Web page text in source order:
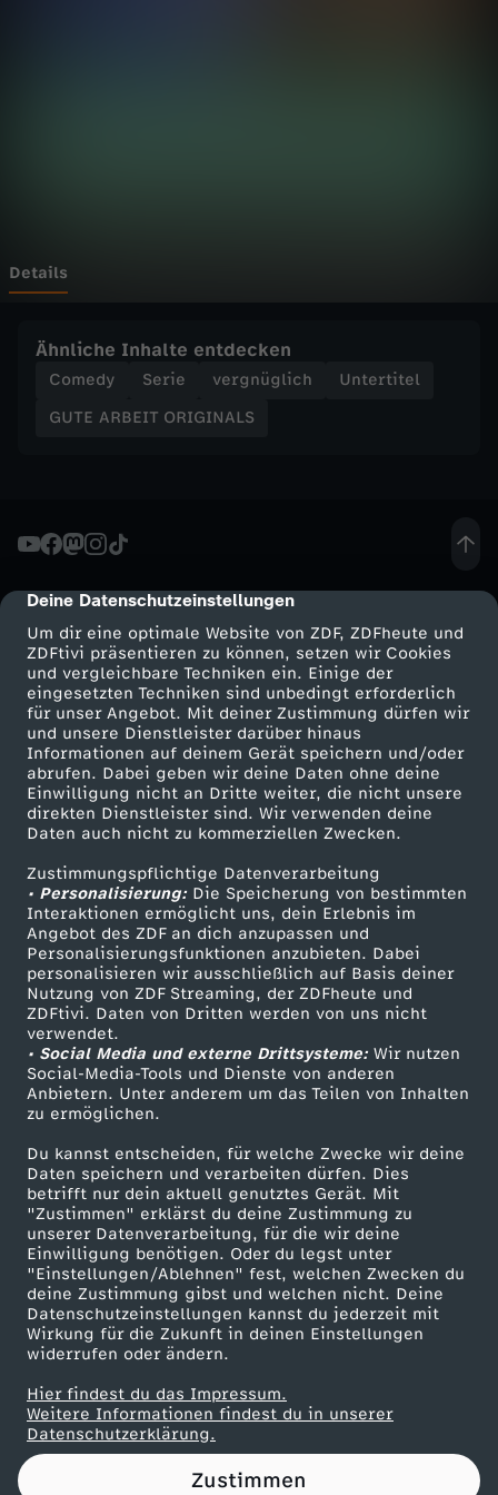
cmp-dialog-description
Deine Datenschutzeinstellungen
Um dir eine optimale Website von ZDF, ZDFheute und
ZDFtivi präsentieren zu können, setzen wir Cookies
und vergleichbare Techniken ein. Einige der
eingesetzten Techniken sind unbedingt erforderlich
für unser Angebot. Mit deiner Zustimmung dürfen wir
und unsere Dienstleister darüber hinaus
Informationen auf deinem Gerät speichern und/oder
abrufen. Dabei geben wir deine Daten ohne deine
Einwilligung nicht an Dritte weiter, die nicht unsere
direkten Dienstleister sind. Wir verwenden deine
Daten auch nicht zu kommerziellen Zwecken.
Zustimmungspflichtige Datenverarbeitung
• Personalisierung:Die Speicherung von bestimmten
Interaktionen ermöglicht uns, dein Erlebnis im
Angebot des ZDF an dich anzupassen und
Personalisierungsfunktionen anzubieten. Dabei
personalisieren wir ausschließlich auf Basis deiner
Nutzung von ZDF Streaming, der ZDFheute und
ZDFtivi. Daten von Dritten werden von uns nicht
verwendet.
• Social Media und externe Drittsysteme:Wir nutzen
Social-Media-Tools und Dienste von anderen
Anbietern. Unter anderem um das Teilen von Inhalten
zu ermöglichen.
Du kannst entscheiden, für welche Zwecke wir deine
Daten speichern und verarbeiten dürfen. Dies
betrifft nur dein aktuell genutztes Gerät. Mit
"Zustimmen" erklärst du deine Zustimmung zu
unserer Datenverarbeitung, für die wir deine
Einwilligung benötigen. Oder du legst unter
"Einstellungen/Ablehnen" fest, welchen Zwecken du
deine Zustimmung gibst und welchen nicht. Deine
Datenschutzeinstellungen kannst du jederzeit mit
Wirkung für die Zukunft in deinen Einstellungen
widerrufen oder ändern.
Hier findest du das Impressum.
Weitere Informationen findest du in unserer
Datenschutzerklärung.
Zustimmen
I
G
I
L
S
-
W
i
s
s
e
n
!
-
E
r
n
e
u
e
r
Details
Ähnliche Inhalte entdecken
Comedy Serie vergnüglich
Untertitel
GUTE ARBEIT ORIGINALS
Mehr ZDF
ZDF-Apps
Smart TV
ZDFtext
Livestreams
Sendungen A-Z
TV-Programm
Service
ZDFmitreden
Kontakt zum ZDF
Tickets
Zuschauerservice
Hilfe
ZDF Unternehmen
Karriere
ZDF goes Schule
Werbefernsehen
Mainzelmännchen
Partner